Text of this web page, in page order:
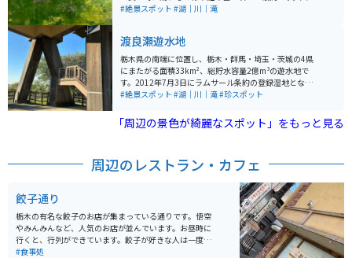
少しは集まっていますが、長居する人が少ないのか有名
#絶景スポット #湖｜川｜滝
渡良瀬遊水地
栃木県の南端に位置し、栃木・群馬・埼玉・茨城の4県
にまたがる面積33km²、総貯水容量2億m³の遊水地で
す。2012年7月3日にラムサール条約の登録湿地となりま
した。 元々は洪水防止目的で、後に足尾鉱毒事件による
す。広大な土地が大雨になると全て水に覆われるのです
が、普段はとても静かで広々した自然の気持ち良い場所
てみることをおすすめします。2019年の台風で遊水地と
しての機能を果たした際に、どの高さまで水が来たかが
展望台の壁に記されており「遊水地」の役割が見てわか
#絶景スポット #湖｜川｜滝#珍スポット
「周辺の景色が綺麗なスポット」をもっと見る
周辺のレストラン・カフェ
餃子通り
栃木の有名な餃子のお店が集まっている通りです。悟空
やみんみんなど、人気のお店が並んでいます。お昼時に
行くと、行列ができています。餃子が好きな人は一度は
行くことをオススメします。
#食事処